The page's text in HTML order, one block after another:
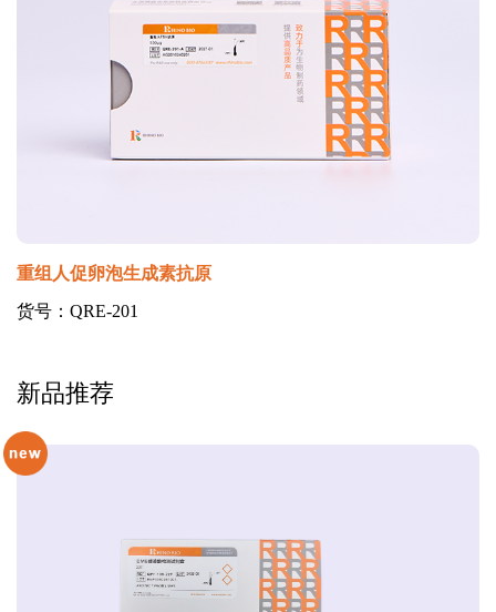
重组人促卵泡生成素抗原
货号：QRE-201
新品推荐